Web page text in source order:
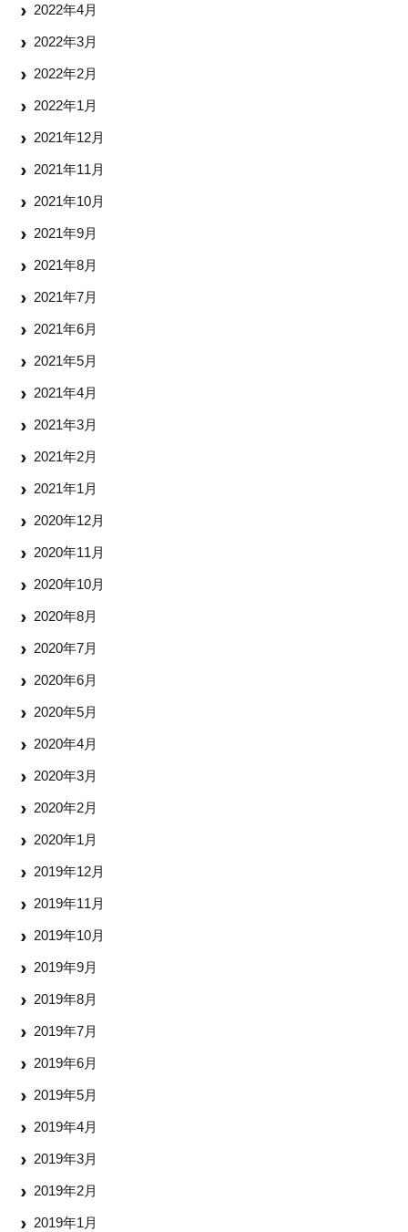
2022年4月
2022年3月
2022年2月
2022年1月
2021年12月
2021年11月
2021年10月
2021年9月
2021年8月
2021年7月
2021年6月
2021年5月
2021年4月
2021年3月
2021年2月
2021年1月
2020年12月
2020年11月
2020年10月
2020年8月
2020年7月
2020年6月
2020年5月
2020年4月
2020年3月
2020年2月
2020年1月
2019年12月
2019年11月
2019年10月
2019年9月
2019年8月
2019年7月
2019年6月
2019年5月
2019年4月
2019年3月
2019年2月
2019年1月